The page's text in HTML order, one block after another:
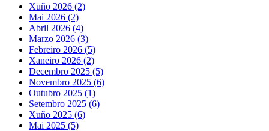
Xuño 2026 (2)
Mai 2026 (2)
Abril 2026 (4)
Marzo 2026 (3)
Febreiro 2026 (5)
Xaneiro 2026 (2)
Decembro 2025 (5)
Novembro 2025 (6)
Outubro 2025 (1)
Setembro 2025 (6)
Xuño 2025 (6)
Mai 2025 (5)